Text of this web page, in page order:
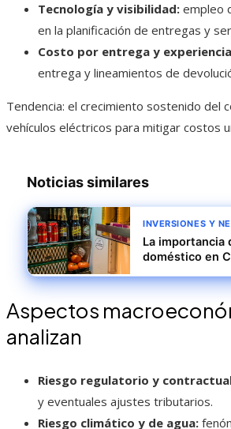
Tecnología y visibilidad: empleo
en la planificación de entregas y
Costo por entrega y
entrega y lineamientos de
Tendencia: el crecimiento sostenido del
vehículos eléctricos para mitigar costos
Noticias similares
INVERSIONES Y
La importancia
doméstico en
Aspectos
analizan
Riesgo regulatorio y
y eventuales ajustes tributarios.
Riesgo climático y de agua: